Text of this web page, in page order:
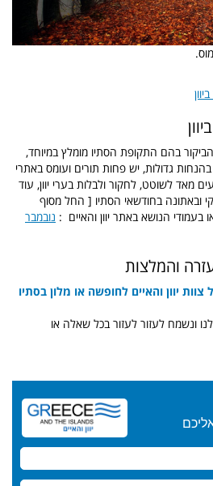
בהם התקופת הסתיו מומלץ במיוחד,
גדולות, יש פחות תורים ועומס באתרי
מאד לשוטט, לחקור ולבלות בערי יוון, עוד
ובאתונה בחודשאי הסתיו [ החל מסוף
הנושא באתר יוון והאיים : נובמבר
והמלצות
יוון והאיים לחופשה או מלון בסתיו
ונשמח לעזור לעזור בכל שאלה או